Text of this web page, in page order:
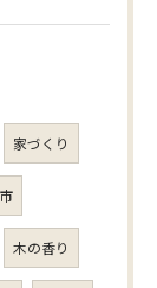
家づくり
木の香り